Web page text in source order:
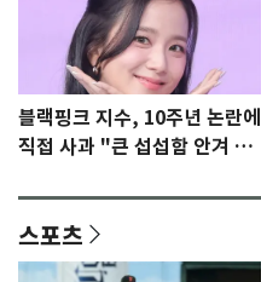
블랙핑크 지수, 10주년 논란에
직접 사과 "큰 섭섭함 안겨 미
스포츠